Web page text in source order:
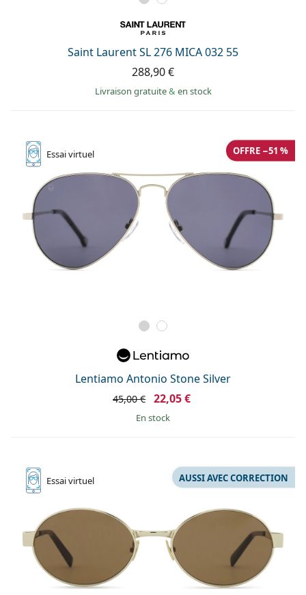
Saint Laurent SL 276 MICA 032 55
288,90 €
Livraison gratuite& en stock
Essaivirtuel
Lentiamo Antonio Stone Silver
OFFRE −51 %
45,00 € 22,05 €
en stock
Essaivirtuel AUSSI AVEC CORRECTION